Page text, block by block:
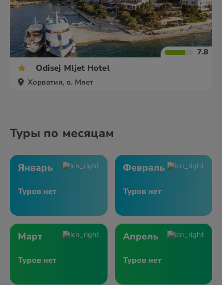
7.8
Odisej Mljet Hotel
Хорватия, о. Млет
Туры по месяцам
Январь
Туров нет
Февраль
Туров нет
Март
Туров нет
Апрель
Туров нет